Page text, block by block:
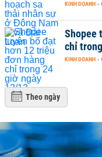
KINH DOANH -
Shopee
chỉ
KINH DOANH -
Theo ngày